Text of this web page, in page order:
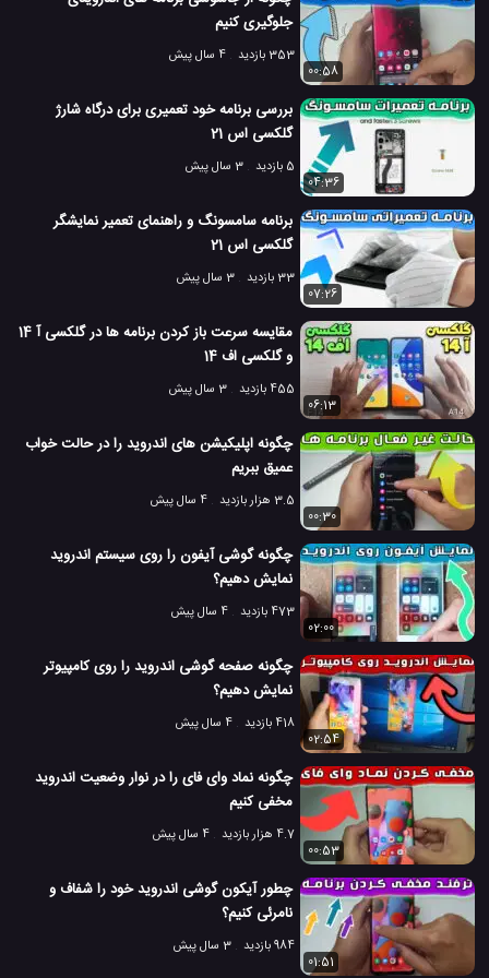
جلوگیری کنیم
353 بازدید
4 سال پیش
00:58
بررسی برنامه خود تعمیری برای درگاه شارژ
گلکسی اس 21
5 بازدید
3 سال پیش
04:36
برنامه سامسونگ و راهنمای تعمیر نمایشگر
گلکسی اس 21
33 بازدید
3 سال پیش
07:26
مقایسه سرعت باز کردن برنامه ها در گلکسی آ 14
و گلکسی اف 14
455 بازدید
3 سال پیش
06:13
چگونه اپلیکیشن های اندروید را در حالت خواب
عمیق ببریم
3.5 هزار بازدید
4 سال پیش
00:30
چگونه گوشی آیفون را روی سیستم اندروید
نمایش دهیم؟
473 بازدید
4 سال پیش
02:00
چگونه صفحه گوشی اندروید را روی کامپیوتر
نمایش دهیم؟
418 بازدید
4 سال پیش
02:54
چگونه نماد وای فای را در نوار وضعیت اندروید
مخفی کنیم
4.7 هزار بازدید
4 سال پیش
00:53
چطور آیکون گوشی اندروید خود را شفاف و
نامرئی کنیم؟
984 بازدید
3 سال پیش
01:51